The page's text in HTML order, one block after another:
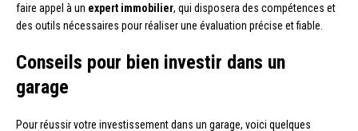
faire appel à un expert immobilier, qui disposera des compétences et
des outils nécessaires pour réaliser une évaluation précise et fiable.
Conseils pour bien investir dans un
garage
Pour réussir votre investissement dans un garage, voici quelques